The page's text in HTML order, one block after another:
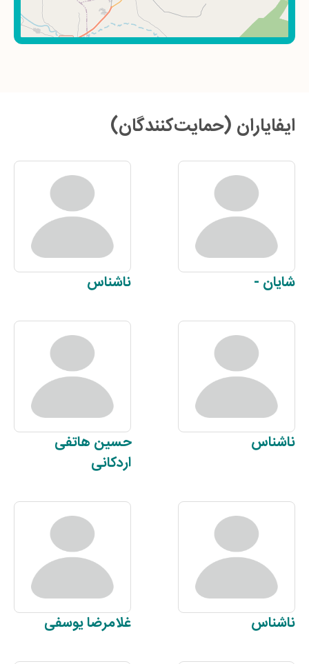
ایفایاران (حمایت‌کنندگان)
شایان - ناشناس
ناشناس حسین هاتفی
اردکانی
ناشناس غلامرضایوسفی